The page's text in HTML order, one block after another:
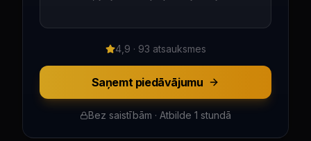
4,9 · 93 atsauksmes
Saņemt piedāvājumu
Bez saistībām · Atbilde 1 stundā